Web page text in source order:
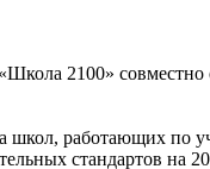
2100»
школ, работающих
стандартов на